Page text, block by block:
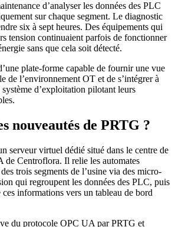
d’analyser les données des PLC
sur chaque segment. Le diagnostic
six à sept heures. Des équipements qui
tension continuaient parfois de fonctionner
sans que cela soit détecté.
plate-forme capable de fournir une vue
de l’environnement OT et de s’intégrer à
d’exploitation pilotant leurs
nouveautés de PRTG ?
serveur virtuel dédié situé dans le centre de
de Centroflora. Il relie les automates
trois segments de l’usine via des micro-
qui regroupent les données des PLC, puis
ces informations vers un tableau de bord
du protocole OPC UA par PRTG et